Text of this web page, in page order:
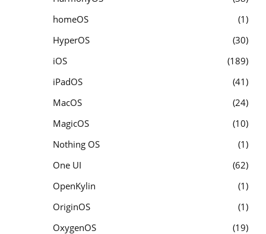
homeOS
1
HyperOS
30
iOS
189
iPadOS
41
MacOS
24
MagicOS
10
Nothing OS
1
One UI
62
OpenKylin
1
OriginOS
1
OxygenOS
19